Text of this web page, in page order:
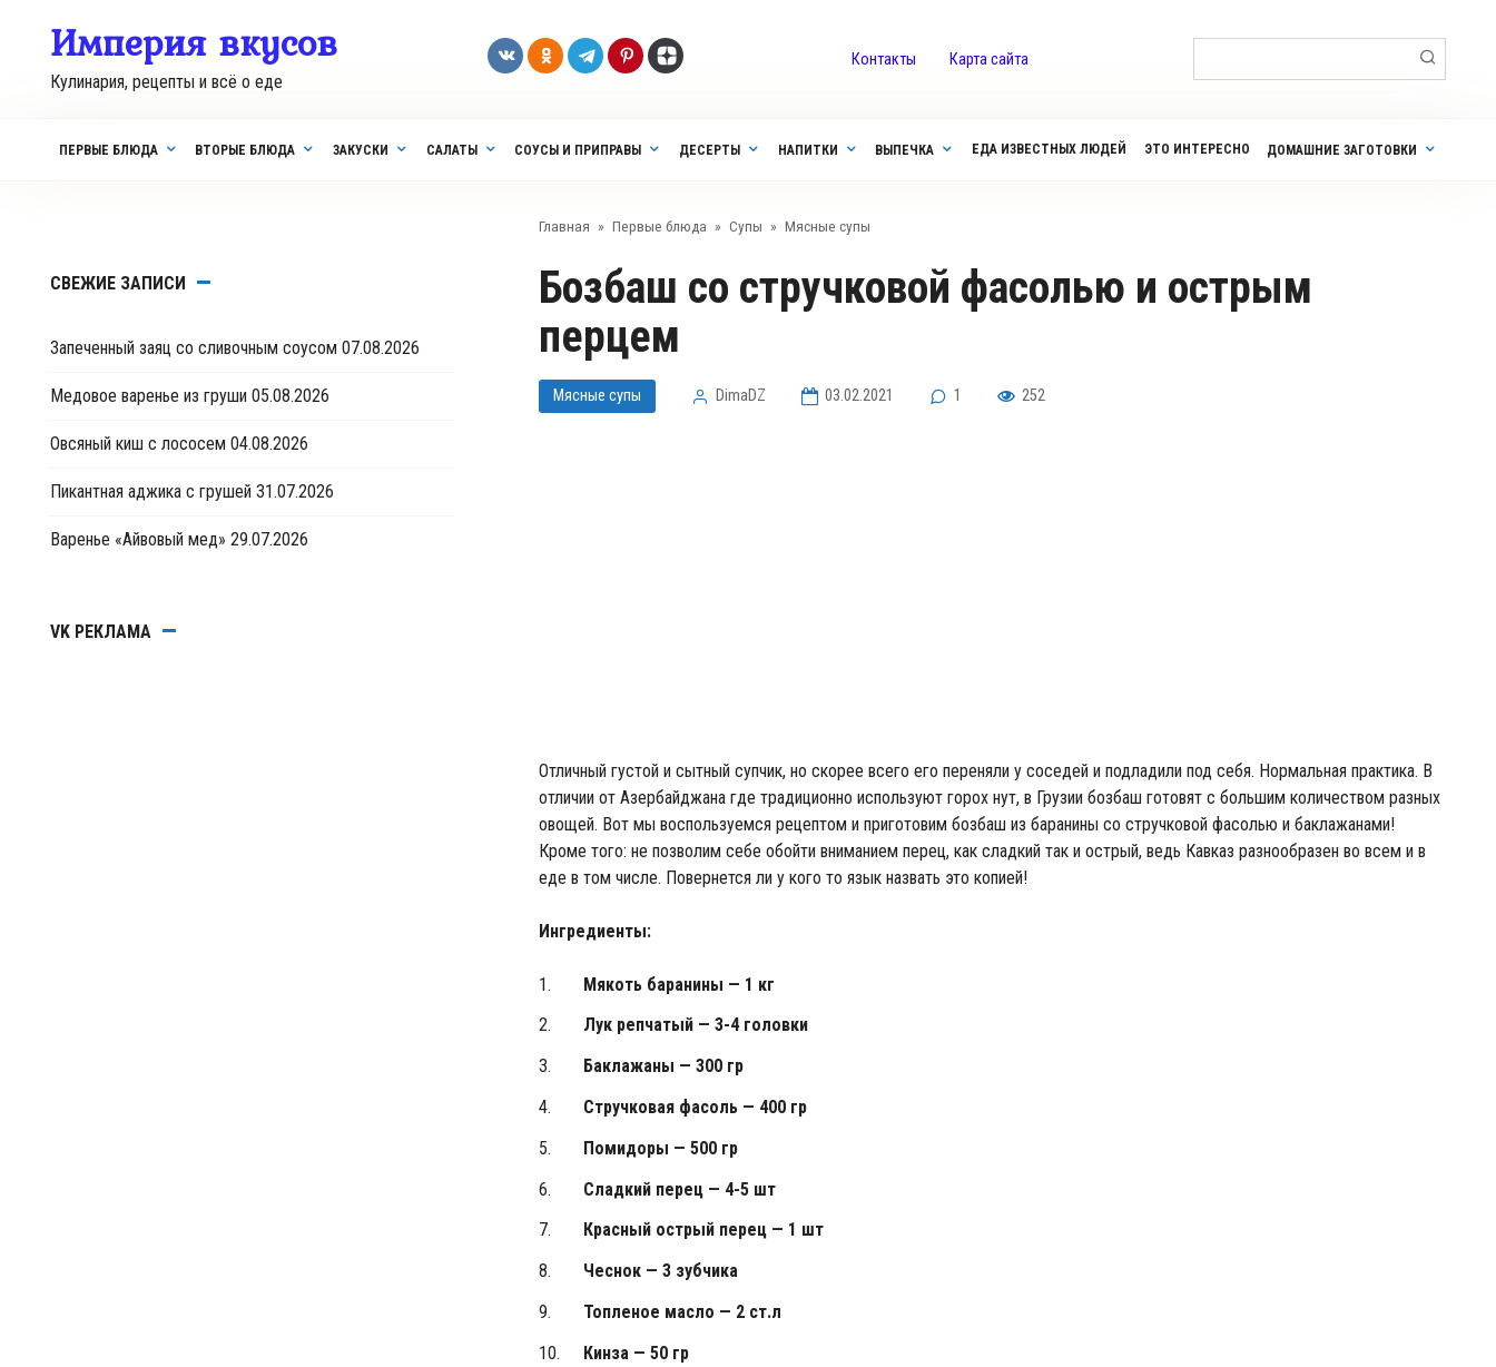
Империя вкусов
Кулинария, рецепты и всё о еде
Контакты Карта сайта
ПЕРВЫЕ БЛЮДА ВТОРЫЕ БЛЮДА ЗАКУСКИ САЛАТЫ СОУСЫ И ПРИПРАВЫ ДЕСЕРТЫ НАПИТКИ ВЫПЕЧКА ЕДА ИЗВЕСТНЫХ ЛЮДЕЙ ЭТО ИНТЕРЕСНО ДОМАШНИЕ ЗАГОТОВКИ
Главная » Первые блюда » Супы » Мясные супы
Бозбаш со стручковой фасолью и острым
перцем
Мясные супы DimaDZ 03.02.2021 1 252
Отличный густой и сытный супчик, но скорее всего его переняли у соседей и подладили под себя. Нормальная практика. В
отличии от Азербайджана где традиционно используют горох нут, в Грузии бозбаш готовят с большим количеством разных
овощей. Вот мы воспользуемся рецептом и приготовим бозбаш из баранины со стручковой фасолью и баклажанами!
Кроме того: не позволим себе обойти вниманием перец, как сладкий так и острый, ведь Кавказ разнообразен во всем и в
еде в том числе. Повернется ли у кого то язык назвать это копией!
Ингредиенты:
Мякоть баранины — 1 кг
Лук репчатый — 3-4 головки
Баклажаны — 300 гр
Стручковая фасоль — 400 гр
Помидоры — 500 гр
Сладкий перец — 4-5 шт
Красный острый перец — 1 шт
Чеснок — 3 зубчика
Топленое масло — 2 ст.л
Кинза — 50 гр
СВЕЖИЕ ЗАПИСИ
Запеченный заяц со сливочным соусом 07.08.2026
Медовое варенье из груши 05.08.2026
Овсяный киш с лососем 04.08.2026
Пикантная аджика с грушей 31.07.2026
Варенье «Айвовый мед» 29.07.2026
VK РЕКЛАМА